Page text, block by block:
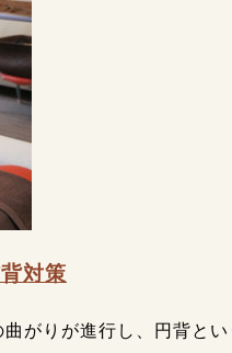
対策
がりが進行し、円背とい